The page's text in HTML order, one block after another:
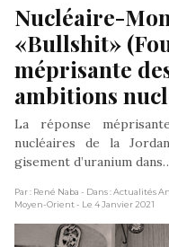
Nucléaire-
«Bullshit»
méprisante
ambitions
La réponse
nucléaires de la
gisement d’uranium
Par : René Naba - Dans : Actualités
Moyen-Orient- Le 4 Janvier 2021